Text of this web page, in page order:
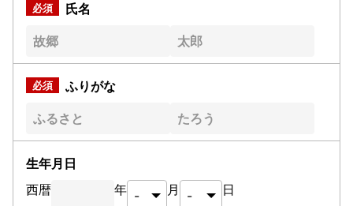
氏名
ふりがな
生年月日
西暦
年 月 日